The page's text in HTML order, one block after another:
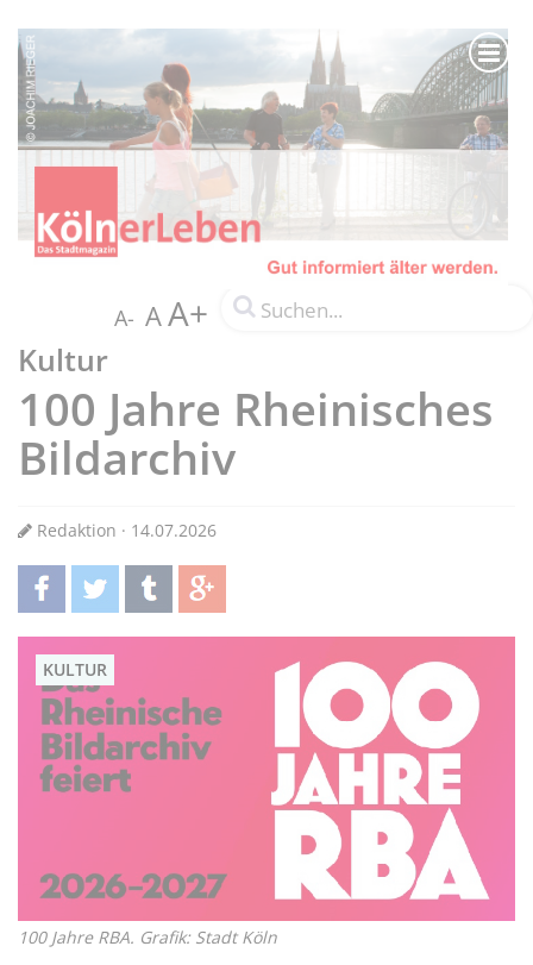
A- AA+
Kultur
100 Jahre Rheinisches
Bildarchiv
Redaktion · 14.07.2026
teilentwittern teilen teilen
KULTUR
100 Jahre RBA. Grafik: Stadt Köln